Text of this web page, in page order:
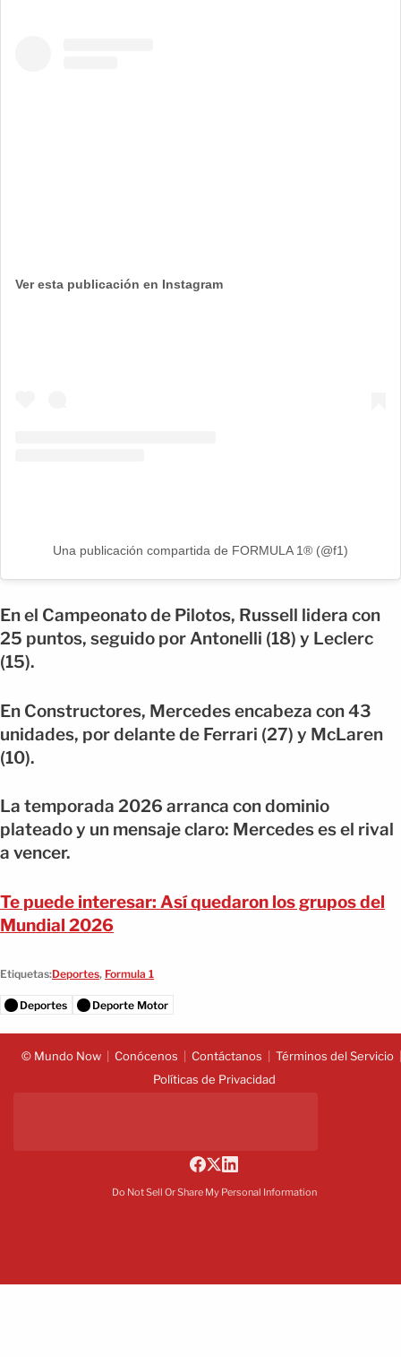
Ver esta publicación en Instagram
Una publicación compartida de FORMULA 1® (@f1)
En el Campeonato de Pilotos, Russell lidera con
25 puntos, seguido por Antonelli (18) y Leclerc
(15).
En Constructores, Mercedes encabeza con 43
unidades, por delante de Ferrari (27) y McLaren
(10).
La temporada 2026 arranca con dominio
plateado y un mensaje claro: Mercedes es el rival
a vencer.
Te puede interesar: Así quedaron los grupos del
Mundial 2026
Etiquetas:Deportes, Formula 1
Deportes Deporte Motor
© Mundo Now Conócenos Contáctanos
Términos del Servicio
Políticas de Privacidad
Do Not Sell Or Share My Personal Information